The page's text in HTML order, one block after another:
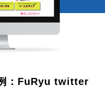
：FuRyu twitter